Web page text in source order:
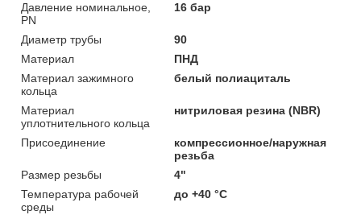
Давление номинальное,
PN
16 бар
Диаметр трубы
90
Материал
ПНД
Материал зажимного
кольца
белый полиациталь
Материал
уплотнительного кольца
нитриловая резина (NBR)
Присоединение
компрессионное/наружная
резьба
Размер резьбы
4"
Температура рабочей
среды
до +40 °C